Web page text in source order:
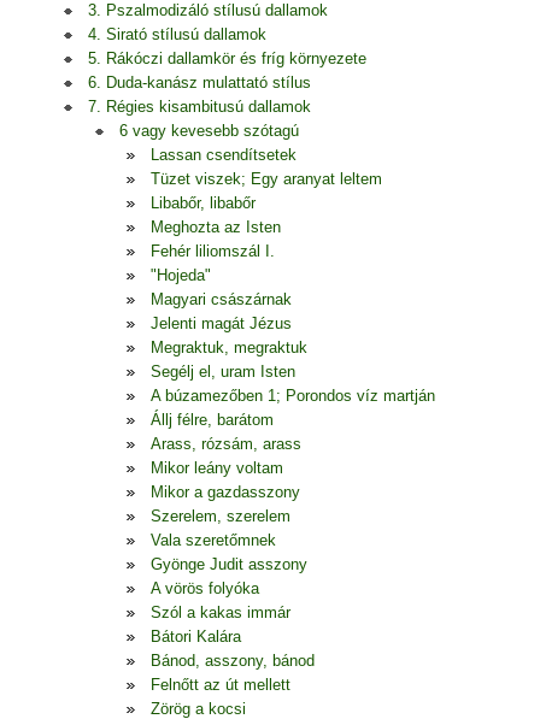
3. Pszalmodizáló stílusú dallamok
4. Sirató stílusú dallamok
5. Rákóczi dallamkör és fríg környezete
6. Duda-kanász mulattató stílus
7. Régies kisambitusú dallamok
6 vagy kevesebb szótagú
Lassan csendítsetek
Tüzet viszek; Egy aranyat leltem
Libabőr, libabőr
Meghozta az Isten
Fehér liliomszál I.
"Hojeda"
Magyari császárnak
Jelenti magát Jézus
Megraktuk, megraktuk
Segélj el, uram Isten
A búzamezőben 1; Porondos víz martján
Állj félre, barátom
Arass, rózsám, arass
Mikor leány voltam
Mikor a gazdasszony
Szerelem, szerelem
Vala szeretőmnek
Gyönge Judit asszony
A vörös folyóka
Szól a kakas immár
Bátori Kalára
Bánod, asszony, bánod
Felnőtt az út mellett
Zörög a kocsi